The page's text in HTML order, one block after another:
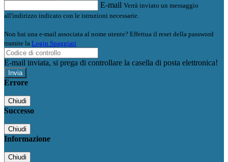
E-mail Verrà inviato un messaggio
all'indirizzo indicato con le istruzioni necessarie.
Non hai una e-mail associata al nome utente? Effettua il reset della password
tramite la Login Spaggiari
E-mail inviata, si prega di controllare la casella di posta elettronica!
Errore
Chiudi
Successo
Chiudi
Informazione
Chiudi